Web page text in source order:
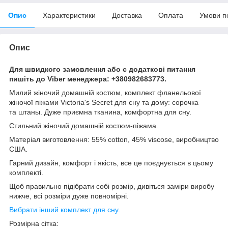
Опис Характеристики Доставка Оплата Умови
Опис
Для швидкого замовлення або є додаткові питання
пишіть до Viber менеджера: +380982683773.
Милий жіночий домашній костюм, комплект фланельової
жіночої піжами Victoria's Secret для сну та дому: сорочка
та штаны. Дуже приємна тканина, комфортна для сну.
Стильний жіночий домашній костюм-піжама.
Матеріал виготовлення: 55% cotton, 45% viscose, виробництво
США.
Гарний дизайн, комфорт і якість, все це поєднується в цьому
комплекті.
Щоб правильно підібрати собі розмір, дивіться заміри виробу
нижче, всі розміри дуже повномірні.
Вибрати інший комплект для сну.
Розмірна сітка: